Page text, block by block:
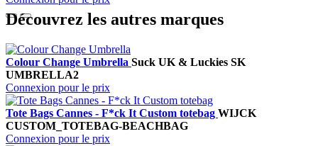
Découvrez les autres marques
Colour Change Umbrella Suck UK & Luckies SK
UMBRELLA2
Connexion pour le prix
Tote Bags Cannes - F*ck It Custom totebag WIJCK
CUSTOM_TOTEBAG-BEACHBAG
Connexion pour le prix